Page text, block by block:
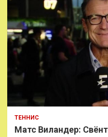
ТЕННИС
Матс Виландер: